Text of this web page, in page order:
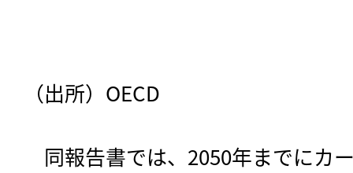
（出所）OECD
同報告書では、2050年までにカ